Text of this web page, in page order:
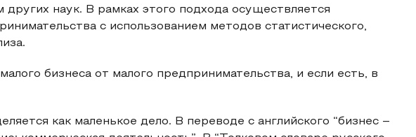
наук. В рамках этого подхода осуществляется
с использованием методов статистического,
бизнеса от малого предпринимательства, и если есть, в
как маленькое дело. В переводе с английского “бизнес –